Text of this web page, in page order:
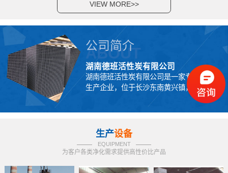
VIEW MORE>>
公司简介
ABOUT
湖南德班活性炭有限公司
湖南德班活性炭有限公司是一家专业活性炭
生产企业，位于长沙东南黄兴镇，商...
生产设备
EQUIPMENT
为客户各类净化需求提供高性价比产品